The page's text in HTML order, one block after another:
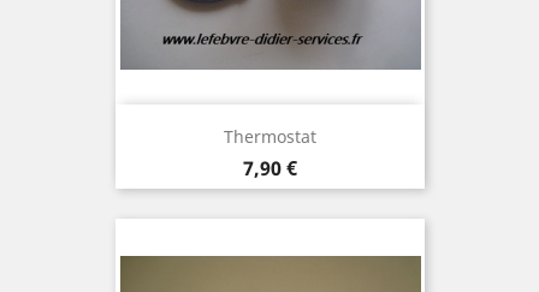
Thermostat
Prix
7,90 €